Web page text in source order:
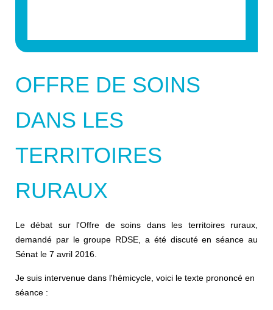
OFFRE DE SOINS
DANS LES
TERRITOIRES
RURAUX
Le débat sur l'Offre de soins dans les territoires ruraux,
demandé par le groupe RDSE, a été discuté en séance au
Sénat le 7 avril 2016.
Je suis intervenue dans l'hémicycle, voici le texte prononcé en
séance :